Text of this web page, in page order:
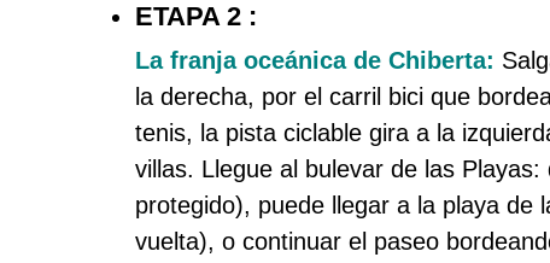
ETAPA 2 :
La franja oceánica de Chiberta:
la derecha, por el carril bici que
tenis, la pista ciclable gira a la
villas. Llegue al bulevar de las
protegido), puede llegar a la playa de
vuelta), o continuar el paseo